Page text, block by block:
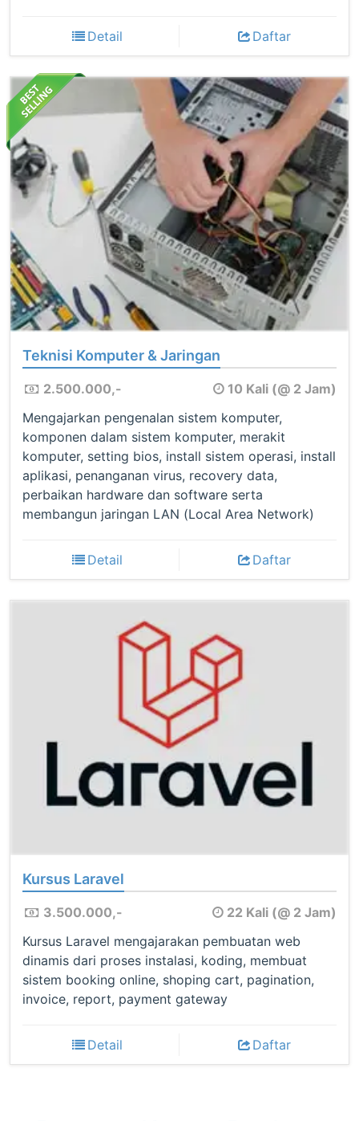
Detail Daftar
Teknisi Komputer & Jaringan
2.500.000,-
10 Kali (@ 2 Jam)
Mengajarkan pengenalan sistem komputer,
komponen dalam sistem komputer, merakit
komputer, setting bios, install sistem operasi, install
aplikasi, penanganan virus, recovery data,
perbaikan hardware dan software serta
membangun jaringan LAN (Local Area Network)
Detail Daftar
Kursus Laravel
3.500.000,-
22 Kali (@ 2 Jam)
Kursus Laravel mengajarakan pembuatan web
dinamis dari proses instalasi, koding, membuat
sistem booking online, shoping cart, pagination,
invoice, report, payment gateway
Detail Daftar